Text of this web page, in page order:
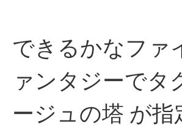
できるかなファ
ァンタジーでタ
ージュの塔 が指